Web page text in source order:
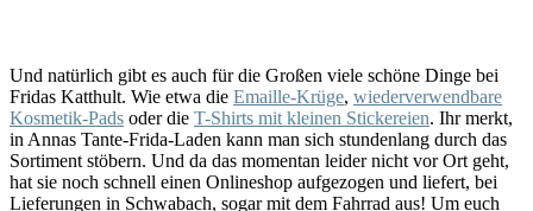
Und natürlich gibt es auch für die Großen viele schöne Dinge bei
Fridas Katthult. Wie etwa die Emaille-Krüge, wiederverwendbare
Kosmetik-Pads oder die T-Shirts mit kleinen Stickereien. Ihr merkt,
in Annas Tante-Frida-Laden kann man sich stundenlang durch das
Sortiment stöbern. Und da das momentan leider nicht vor Ort geht,
hat sie noch schnell einen Onlineshop aufgezogen und liefert, bei
Lieferungen in Schwabach, sogar mit dem Fahrrad aus! Um euch